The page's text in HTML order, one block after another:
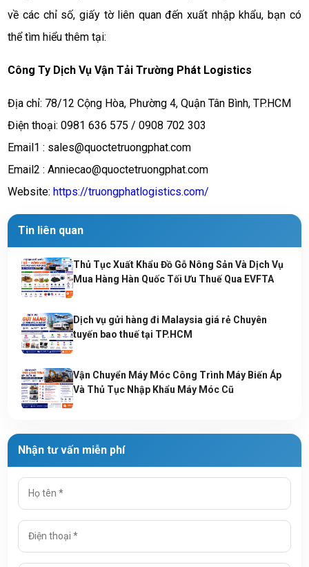
về các chỉ số, giấy tờ liên quan đến xuất nhập khẩu, bạn có
thể tìm hiểu thêm tại:
Công Ty Dịch Vụ Vận Tải Trường Phát Logistics
Địa chỉ: 78/12 Cộng Hòa, Phường 4, Quận Tân Bình, TP.HCM
Điện thoại: 0981 636 575 / 0908 702 303
Email1 : sales@quoctetruongphat.com
Email2 : Anniecao@quoctetruongphat.com
Website: https://truongphatlogistics.com/
Tin liên quan
Thủ Tục Xuất Khẩu Đồ Gỗ Nông Sản Và Dịch Vụ
Mua Hàng Hàn Quốc Tối Ưu Thuế Qua EVFTA
Dịch vụ gửi hàng đi Malaysia giá rẻ Chuyên
tuyến bao thuế tại TP.HCM
Vận Chuyển Máy Móc Công Trình Máy Biến Áp
Và Thủ Tục Nhập Khẩu Máy Móc Cũ
Nhận tư vấn miễn phí